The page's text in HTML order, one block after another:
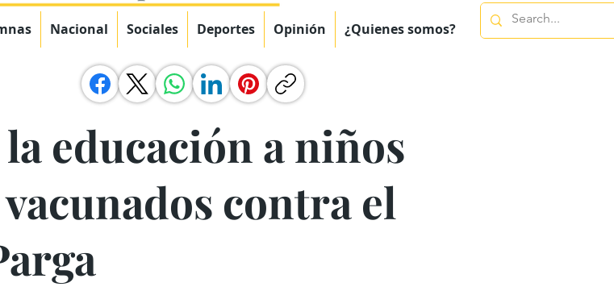
Nacional Sociales Deportes Opinión ¿Quienes somos?
la educación a niños
contra el